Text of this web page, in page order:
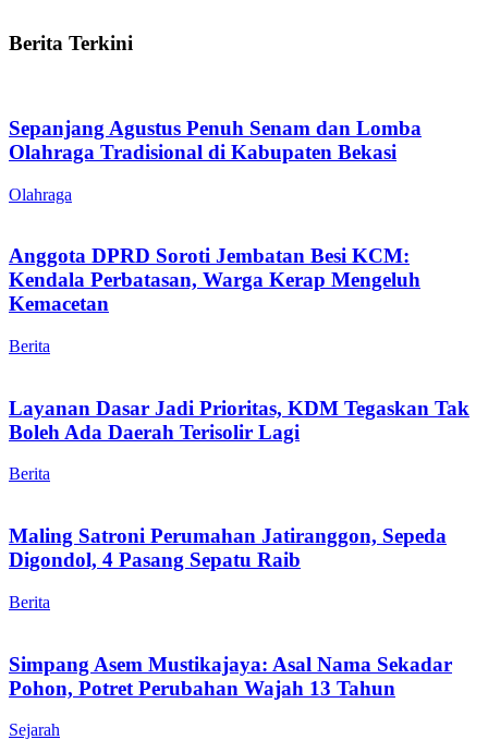
Berita Terkini
Sepanjang Agustus Penuh Senam dan Lomba
Olahraga Tradisional di Kabupaten Bekasi
Olahraga
Anggota DPRD Soroti Jembatan Besi KCM:
Kendala Perbatasan, Warga Kerap Mengeluh
Kemacetan
Berita
Layanan Dasar Jadi Prioritas, KDM Tegaskan Tak
Boleh Ada Daerah Terisolir Lagi
Berita
Maling Satroni Perumahan Jatiranggon, Sepeda
Digondol, 4 Pasang Sepatu Raib
Berita
Simpang Asem Mustikajaya: Asal Nama Sekadar
Pohon, Potret Perubahan Wajah 13 Tahun
Sejarah